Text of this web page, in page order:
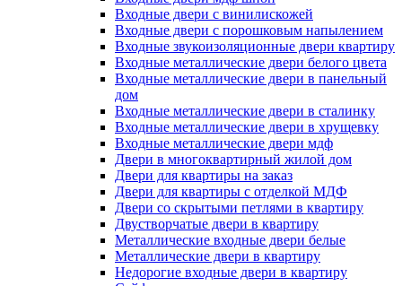
Входные двери с винилискожей
Входные двери с порошковым напылением
Входные звукоизоляционные двери квартиру
Входные металлические двери белого цвета
Входные металлические двери в панельный
дом
Входные металлические двери в сталинку
Входные металлические двери в хрущевку
Входные металлические двери мдф
Двери в многоквартирный жилой дом
Двери для квартиры на заказ
Двери для квартиры с отделкой МДФ
Двери со скрытыми петлями в квартиру
Двустворчатые двери в квартиру
Металлические входные двери белые
Металлические двери в квартиру
Недорогие входные двери в квартиру